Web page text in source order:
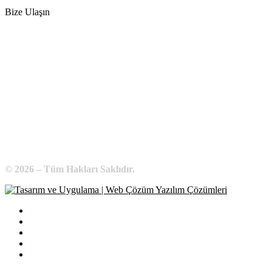
Bize Ulaşın
© 2026 – Tüm Hakları Saklıdır.